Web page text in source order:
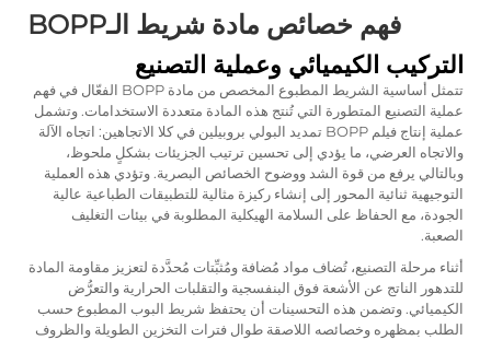
فهم خصائص مادة شريط الـBOPP
التركيب الكيميائي وعملية التصنيع
تتمثل أساسية الشريط المطبوع المخصص من مادة BOPP الفعّال في فهم
عملية التصنيع المتطورة التي تُنتج هذه المادة متعددة الاستخدامات. وتشمل
عملية إنتاج فيلم BOPP تمديد البولي بروبيلين في كلا الاتجاهين: اتجاه الآلة
والاتجاه العرضي، ما يؤدي إلى تحسين ترتيب الجزيئات بشكلٍ ملحوظ،
وبالتالي يرفع من قوة الشد ووضوح الخصائص البصرية. وتؤدي هذه العملية
التوجيهية ثنائية المحور إلى إنشاء ركيزة مثالية للتطبيقات الطباعية عالية
الجودة، مع الحفاظ على السلامة الهيكلية المطلوبة في بيئات التغليف
الصعبة.
أثناء مرحلة التصنيع، تُضاف مواد مُضافة ومُثبِّتات مُحدَّدة لتعزيز مقاومة المادة
للتدهور الناتج عن الأشعة فوق البنفسجية والتقلبات الحرارية والتعرُّض
الكيميائي. وتضمن هذه التحسينات أن يحتفظ شريط البوب المطبوع حسب
الطلب بمظهره وخصائصه اللاصقة طوال فترات التخزين الطويلة والظروف